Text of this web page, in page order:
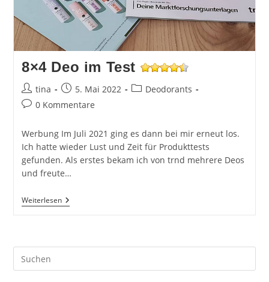
8×4 Deo im Test
Beitrags-
Autor:
tina
Beitrag
veröffentlicht:
5. Mai 2022
Beitrags-
Deodorants
Beitrags-
0 Kommentare
Werbung Im Juli 2021 ging es dann bei mir erneut los.
Ich hatte wieder Lust und Zeit für Produkttests
gefunden. Als erstes bekam ich von trnd mehrere Deos
und freute…
Weiterlesen8×4
Deo